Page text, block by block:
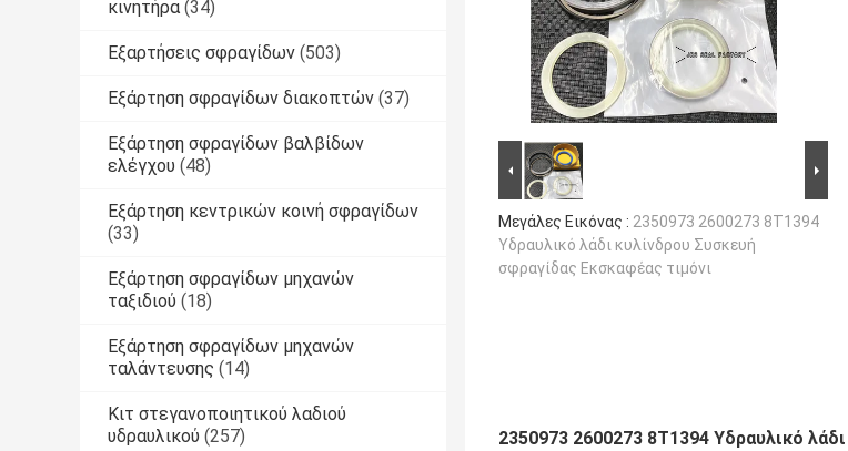
κινητήρα (34)
Εξαρτήσεις σφραγίδων (503)
Εξάρτηση σφραγίδων διακοπτών (37)
Εξάρτηση σφραγίδων βαλβίδων
ελέγχου (48)
Εξάρτηση κεντρικών κοινή σφραγίδων
(33)
Εξάρτηση σφραγίδων μηχανών
ταξιδιού (18)
Εξάρτηση σφραγίδων μηχανών
ταλάντευσης (14)
Κιτ στεγανοποιητικού λαδιού
υδραυλικού (257)
Μεγάλες Εικόνας : 2350973 2600273 8T1394
Υδραυλικό λάδι κυλίνδρου Συσκευή
σφραγίδας Εκσκαφέας τιμόνι
2350973 2600273 8T1394 Υδραυλικό